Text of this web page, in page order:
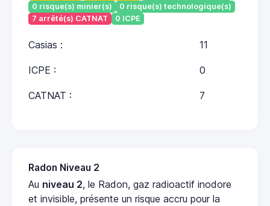
0 risque(s) minier(s)
0 risque(s) technologique(s)
7 arrêté(s) CATNAT
0 ICPE
Casias : 11
ICPE : 0
CATNAT : 7
Radon Niveau 2
Au niveau 2, le Radon, gaz radioactif inodore
et invisible, présente un risque accru pour la